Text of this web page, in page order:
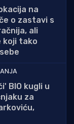
na
o zastavi s
ali
koji tako
BIO kugli u
za